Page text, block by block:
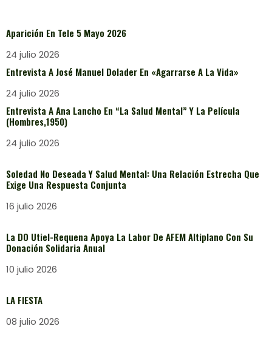
Aparición En Tele 5 Mayo 2026
24 julio 2026
Entrevista A José Manuel Dolader En «Agarrarse A La Vida»
24 julio 2026
Entrevista A Ana Lancho En “La Salud Mental” Y La Película
(Hombres,1950)
24 julio 2026
Soledad No Deseada Y Salud Mental: Una Relación Estrecha Que
Exige Una Respuesta Conjunta
16 julio 2026
La DO Utiel-Requena Apoya La Labor De AFEM Altiplano Con Su
Donación Solidaria Anual
10 julio 2026
LA FIESTA
08 julio 2026